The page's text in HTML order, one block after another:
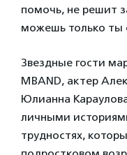
помочь, не решит
можешь только ты
Звездные гости
MBAND, актер
Юлианна
личными
трудностях,